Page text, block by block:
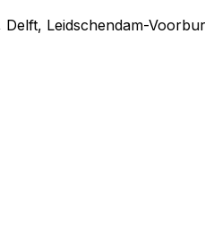
Delft, Leidschendam-